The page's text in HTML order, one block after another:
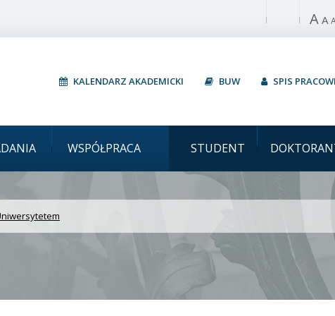
Włącz A A
KALENDARZ AKADEMICKI BUW SPIS
WSPÓŁPRACA STUDENT
Uniwersytet